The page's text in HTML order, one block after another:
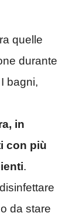
quelle
durante
bagni,
in
con più
.
da stare